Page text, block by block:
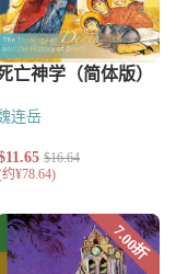
连岳